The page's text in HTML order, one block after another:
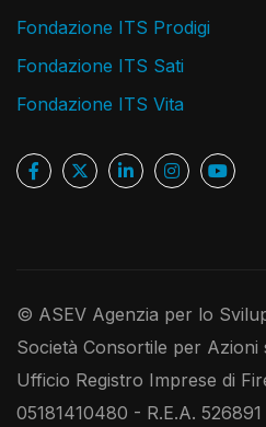
Fondazione ITS Prodigi
Fondazione ITS Sati
Fondazione ITS Vita
© ASEV Agenzia per lo
Società Consortile per
Ufficio Registro Imprese di
05181410480 - R.E.A.